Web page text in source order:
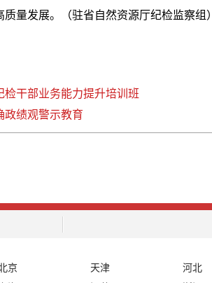
量发展。（驻省自然资源厅纪检监察组）
检干部业务能力提升培训班
政绩观警示教育
京 天津 河北